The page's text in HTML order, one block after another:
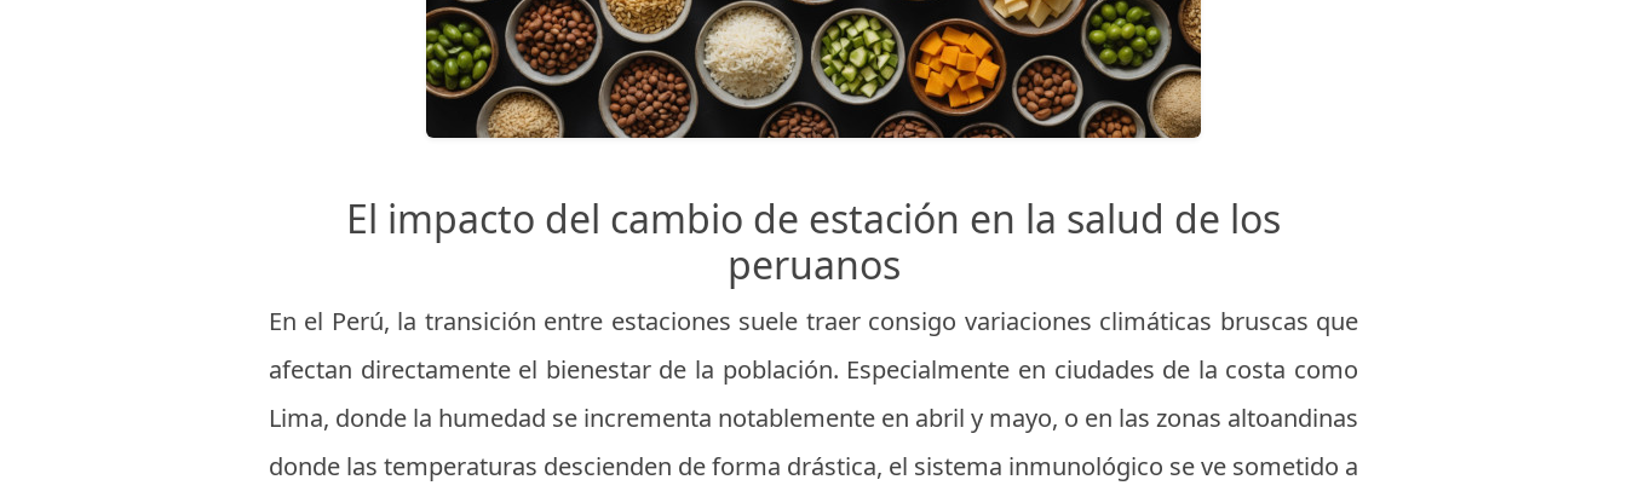
El impacto del cambio de estación en la salud de los
peruanos
En el Perú, la transición entre estaciones suele traer consigo variaciones climáticas bruscas que
afectan directamente el bienestar de la población. Especialmente en ciudades de la costa como
Lima, donde la humedad se incrementa notablemente en abril y mayo, o en las zonas altoandinas
donde las temperaturas descienden de forma drástica, el sistema inmunológico se ve sometido a